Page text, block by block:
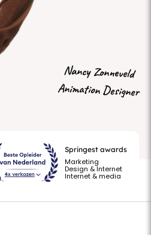
Nancy Zonneveld
Animation Designer
Springest awards
Marketing
Design & Internet
Internet & media
030 207 8200